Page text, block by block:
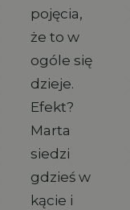
pojęcia,
że to w
ogóle się
dzieje.
Efekt?
Marta
siedzi
gdzieś w
kącie i